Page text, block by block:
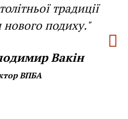
традиції
нового подиху."
Вакін
ВПБА